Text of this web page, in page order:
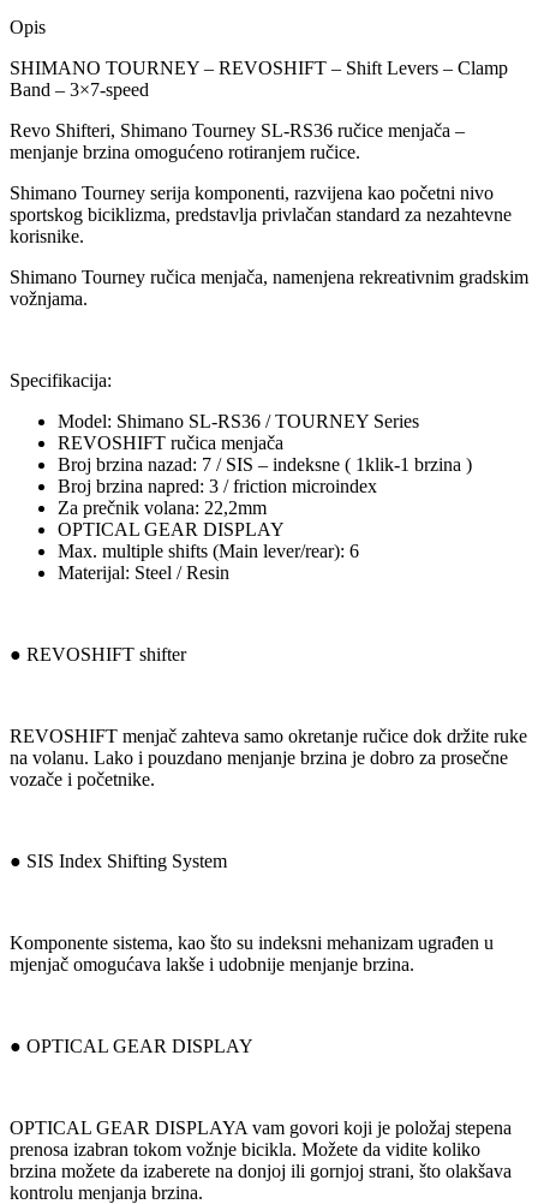
Opis
SHIMANO TOURNEY – REVOSHIFT – Shift Levers – Clamp
Band – 3×7-speed
Revo Shifteri, Shimano Tourney SL-RS36 ručice menjača –
menjanje brzina omogućeno rotiranjem ručice.
Shimano Tourney serija komponenti, razvijena kao početni nivo
sportskog biciklizma, predstavlja privlačan standard za nezahtevne
korisnike.
Shimano Tourney ručica menjača, namenjena rekreativnim gradskim
vožnjama.
Specifikacija:
Model: Shimano SL-RS36 / TOURNEY Series
REVOSHIFT ručica menjača
Broj brzina nazad: 7 / SIS – indeksne ( 1klik-1 brzina )
Broj brzina napred: 3 / friction microindex
Za prečnik volana: 22,2mm
OPTICAL GEAR DISPLAY
Max. multiple shifts (Main lever/rear): 6
Materijal: Steel / Resin
● REVOSHIFT shifter
REVOSHIFT menjač zahteva samo okretanje ručice dok držite ruke
na volanu. Lako i pouzdano menjanje brzina je dobro za prosečne
vozače i početnike.
● SIS Index Shifting System
Komponente sistema, kao što su indeksni mehanizam ugrađen u
mjenjač omogućava lakše i udobnije menjanje brzina.
● OPTICAL GEAR DISPLAY
OPTICAL GEAR DISPLAYA vam govori koji je položaj stepena
prenosa izabran tokom vožnje bicikla. Možete da vidite koliko
brzina možete da izaberete na donjoj ili gornjoj strani, što olakšava
kontrolu menjanja brzina.